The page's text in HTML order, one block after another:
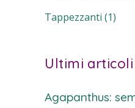
Tappezzanti (1)
Ultimi articoli
Agapanthus: